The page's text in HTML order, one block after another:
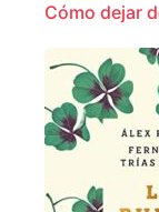
Cómo dejar